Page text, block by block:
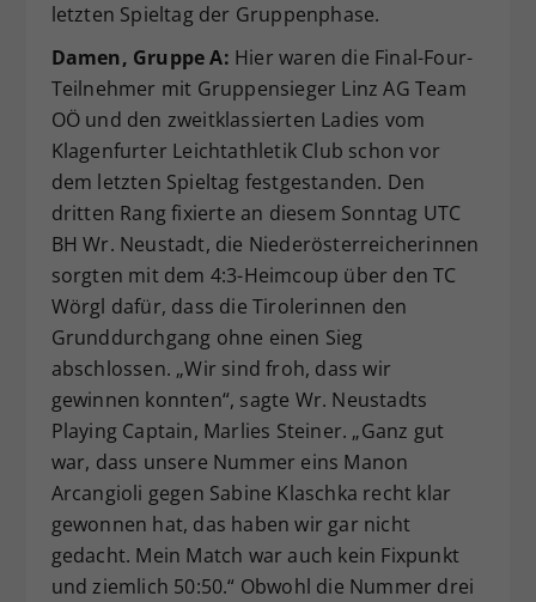
letzten Spieltag der Gruppenphase.
Damen, Gruppe A: Hier waren die Final-Four-
Teilnehmer mit Gruppensieger Linz AG Team
OÖ und den zweitklassierten Ladies vom
Klagenfurter Leichtathletik Club schon vor
dem letzten Spieltag festgestanden. Den
dritten Rang fixierte an diesem Sonntag UTC
BH Wr. Neustadt, die Niederösterreicherinnen
sorgten mit dem 4:3-Heimcoup über den TC
Wörgl dafür, dass die Tirolerinnen den
Grunddurchgang ohne einen Sieg
abschlossen. „Wir sind froh, dass wir
gewinnen konnten“, sagte Wr. Neustadts
Playing Captain, Marlies Steiner. „Ganz gut
war, dass unsere Nummer eins Manon
Arcangioli gegen Sabine Klaschka recht klar
gewonnen hat, das haben wir gar nicht
gedacht. Mein Match war auch kein Fixpunkt
und ziemlich 50:50.“ Obwohl die Nummer drei